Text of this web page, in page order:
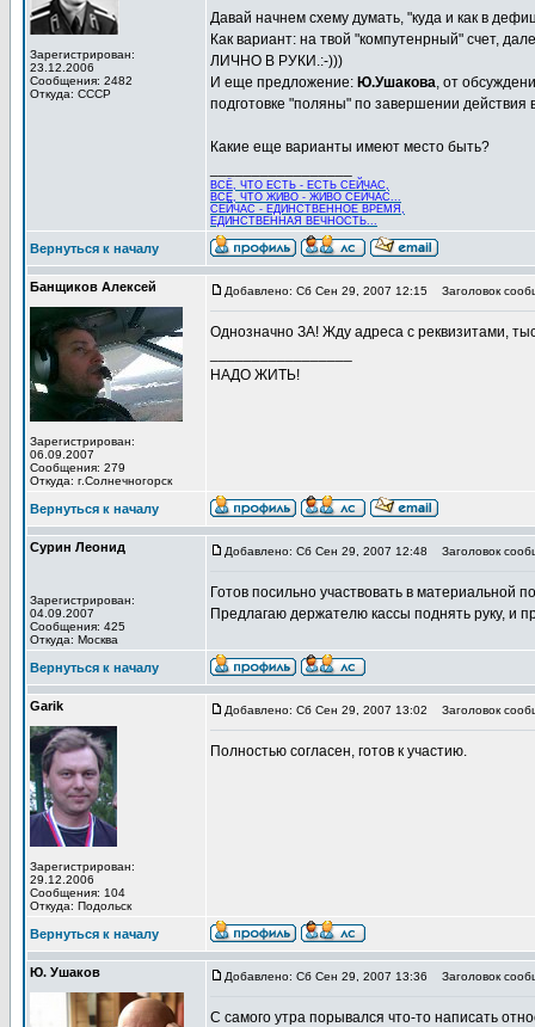
Зарегистрирован:
23.12.2006
Сообщения: 2482
Откуда: СССР
Давай начнем схему думать, "куда и как в
Как вариант: на твой "компутенрный" счет,
ЛИЧНО В РУКИ.:-)))
И еще предложение: Ю.Ушакова, от
подготовке "поляны" по завершении
Какие еще варианты имеют место быть?
ВСЁ, ЧТО ЕСТЬ - ЕСТЬ СЕЙЧАС,
ВСЁ, ЧТО ЖИВО - ЖИВО СЕЙЧАС...
СЕЙЧАС - ЕДИНСТВЕННОЕ ВРЕМЯ,
ЕДИНСТВЕННАЯ ВЕЧНОСТЬ...
Вернуться к началу
Банщиков Алексей
Зарегистрирован:
06.09.2007
Сообщения: 279
Откуда: г.Солнечногорск
Добавлено: Сб Сен 29, 2007 12:15 Заголовок
Однозначно ЗА! Жду адреса с реквизитами,
НАДО ЖИТЬ!
Вернуться к началу
Сурин Леонид
Зарегистрирован:
04.09.2007
Сообщения: 425
Откуда: Москва
Добавлено: Сб Сен 29, 2007 12:48 Заголовок
Готов посильно участвовать в материальной
Предлагаю держателю кассы поднять руку, и
Вернуться к началу
Garik
Зарегистрирован:
29.12.2006
Сообщения: 104
Откуда: Подольск
Добавлено: Сб Сен 29, 2007 13:02 Заголовок
Полностью согласен, готов к участию.
Вернуться к началу
Ю. Ушаков Добавлено: Сб Сен 29, 2007 13:36 Заголовок
С самого утра порывался что-то написать